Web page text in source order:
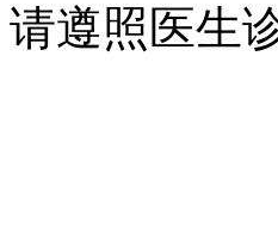
请遵照医生